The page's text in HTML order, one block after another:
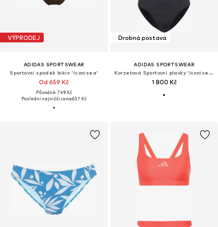
VÝPRODEJ
ADIDAS SPORTSWEAR
Sportovní spodek bikin 'Iconisea'
Od 659 Kč
Původně: 749 Kč
Poslední nejnižší cena:637 Kč
Drobná postava
ADIDAS SPORTSWEAR
Korzetová Sportovní plavky 'Iconisea Premium'
1 800 Kč